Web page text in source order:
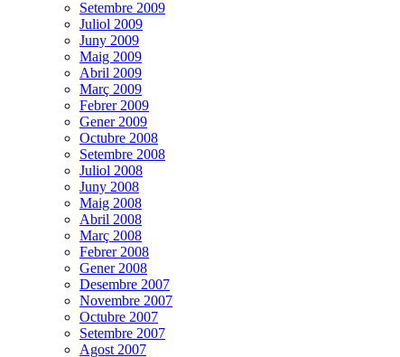
Setembre 2009
Juliol 2009
Juny 2009
Maig 2009
Abril 2009
Març 2009
Febrer 2009
Gener 2009
Octubre 2008
Setembre 2008
Juliol 2008
Juny 2008
Maig 2008
Abril 2008
Març 2008
Febrer 2008
Gener 2008
Desembre 2007
Novembre 2007
Octubre 2007
Setembre 2007
Agost 2007